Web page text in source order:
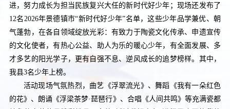
进，努力成长为担当民族复兴大任的新时代好少年；现场还发布了
12名2026年景德镇市“新时代好少年”名单，这些少年品学兼优、朝
气蓬勃，在各自领域绽放光彩：有致力于陶瓷文化传承、申遗宣传
的文化使者，有热心公益、助人为乐的暖心少年，有全面发展、多
才多艺的阳光学子，更有自强不息、逆风成长的追梦榜样。其中，
我县3名少年上榜。
活动现场气氛热烈，曲艺《浮翠流光》、舞蹈《我有一朵红色
的花》、朗诵《浮梁茶梦·琵琶行》、合唱《人间共鸣》等充满瓷都